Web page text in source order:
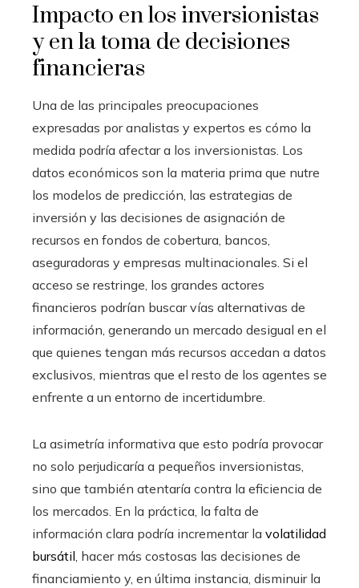
Impacto en los inversionistas
y en la toma de decisiones
financieras
Una de las principales preocupaciones
expresadas por analistas y expertos es cómo la
medida podría afectar a los inversionistas. Los
datos económicos son la materia prima que nutre
los modelos de predicción, las estrategias de
inversión y las decisiones de asignación de
recursos en fondos de cobertura, bancos,
aseguradoras y empresas multinacionales. Si el
acceso se restringe, los grandes actores
financieros podrían buscar vías alternativas de
información, generando un mercado desigual en el
que quienes tengan más recursos accedan a datos
exclusivos, mientras que el resto de los agentes se
enfrente a un entorno de incertidumbre.
La asimetría informativa que esto podría provocar
no solo perjudicaría a pequeños inversionistas,
sino que también atentaría contra la eficiencia de
los mercados. En la práctica, la falta de
información clara podría incrementar la volatilidad
bursátil , hacer más costosas las decisiones de
financiamiento y, en última instancia, disminuir la